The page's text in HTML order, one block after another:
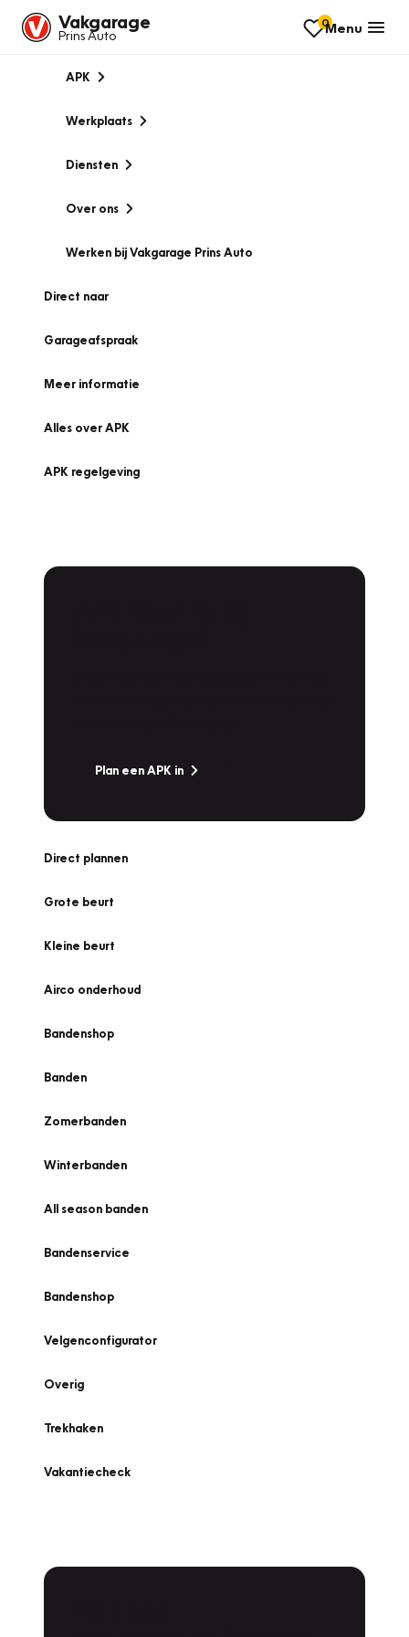
Vakgarage
Prins Auto
0Menu
APK
Werkplaats
Diensten
Over ons
Werken bij Vakgarage Prins Auto
Direct naar
Garageafspraak
Meer informatie
Alles over APK
APK regelgeving
Plan een APK in
Direct plannen
Grote beurt
Kleine beurt
Airco onderhoud
Bandenshop
Banden
Zomerbanden
Winterbanden
All season banden
Bandenservice
Bandenshop
Velgenconfigurator
Overig
Trekhaken
Vakantiecheck